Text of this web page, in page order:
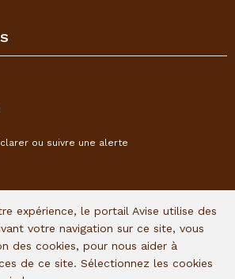
ou suivre une alerte
I&P en vous inscrivant à notre
:
expérience, le portail Avise utilise des
votre navigation sur ce site, vous
des cookies, pour nous aider à
de ce site. Sélectionnez les cookies